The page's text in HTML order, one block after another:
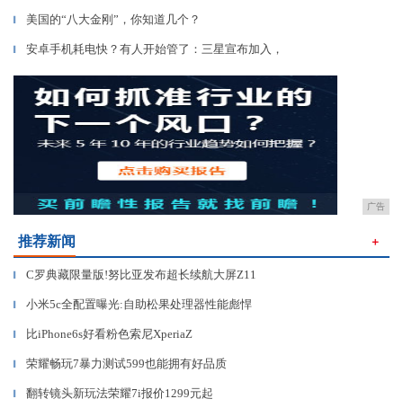
▎ 美国的“八大金刚”，你知道几个？
▎ 安卓手机耗电快？有人开始管了：三星宣布加入，
广告
推荐新闻 ＋
▎ C罗典藏限量版!努比亚发布超长续航大屏Z11
▎ 小米5c全配置曝光:自助松果处理器性能彪悍
▎ 比iPhone6s好看粉色索尼XperiaZ
▎ 荣耀畅玩7暴力测试599也能拥有好品质
▎ 翻转镜头新玩法荣耀7i报价1299元起